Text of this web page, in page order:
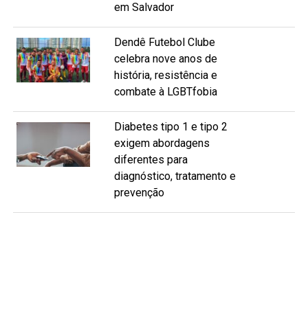
em Salvador
Dendê Futebol Clube
celebra nove anos de
história, resistência e
combate à LGBTfobia
Diabetes tipo 1 e tipo 2
exigem abordagens
diferentes para
diagnóstico, tratamento e
prevenção